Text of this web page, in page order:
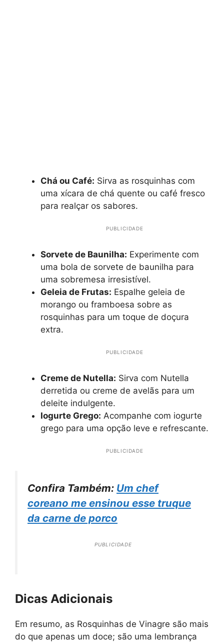
Chá ou Café: Sirva as rosquinhas com
uma xícara de chá quente ou café fresco
para realçar os sabores.
PUBLICIDADE
Sorvete de Baunilha: Experimente com
uma bola de sorvete de baunilha para
uma sobremesa irresistível.
Geleia de Frutas: Espalhe geleia de
morango ou framboesa sobre as
rosquinhas para um toque de doçura
extra.
PUBLICIDADE
Creme de Nutella: Sirva com Nutella
derretida ou creme de avelãs para um
deleite indulgente.
Iogurte Grego: Acompanhe com iogurte
grego para uma opção leve e refrescante.
PUBLICIDADE
Confira Também: Um chef
coreano me ensinou esse truque
da carne de porco
PUBLICIDADE
Dicas Adicionais
Em resumo, as Rosquinhas de Vinagre são mais
do que apenas um doce; são uma lembrança